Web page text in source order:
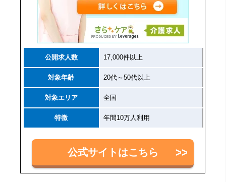
公開求人数 17,000件以上
対象年齢 20代～50代以上
対象エリア 全国
特徴 年間10万人利用
公式サイトはこちら